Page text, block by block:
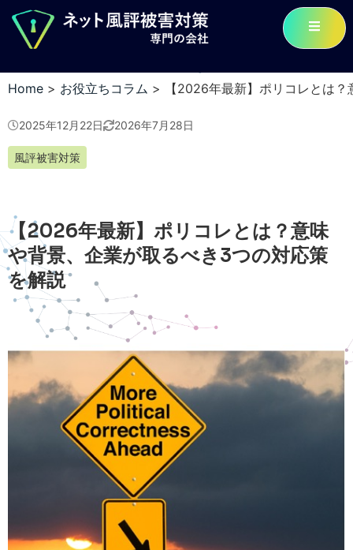
Home > お役立ちコラム > 【2026年最新】ポリコレとは
2025年12月22日 2026年7月28日
風評被害対策
【2026年最新】ポリコレとは？意味
や背景、企業が取るべき3つの対応策
を解説